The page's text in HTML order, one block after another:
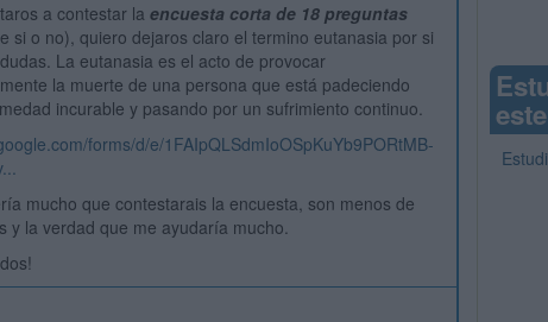
a contestar la encuesta corta de 18 preguntas
si o no), quiero dejaros claro el termino eutanasia por si
La eutanasia es el acto de provocar
la muerte de una persona que está padeciendo
incurable y pasando por un sufrimiento continuo.
forms/d/e/1FAIpQLSdmIoOSpKuYb9PORtMB-
mucho que contestarais la encuesta, son menos de
y la verdad que me ayudaría mucho.